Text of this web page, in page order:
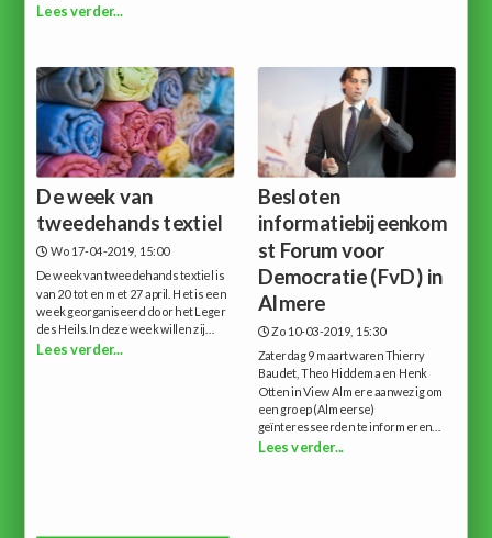
Lees verder...
De week van
tweedehands textiel
Wo 17-04-2019, 15:00
De week van tweedehands textiel is
van 20 tot en met 27 april. Het is een
week georganiseerd door het Leger
des Heils.In deze week willen zij...
Lees verder...
Besloten
informatiebijeenkom
st Forum voor
Democratie (FvD) in
Almere
Zo 10-03-2019, 15:30
Zaterdag 9 maart waren Thierry
Baudet, Theo Hiddema en Henk
Otten in View Almere aanwezig om
een groep (Almeerse)
geïnteresseerden te informeren...
Lees verder...